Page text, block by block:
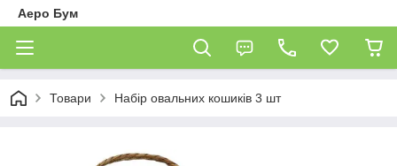
Аеро Бум
Товари Набір овальних кошиків 3 шт